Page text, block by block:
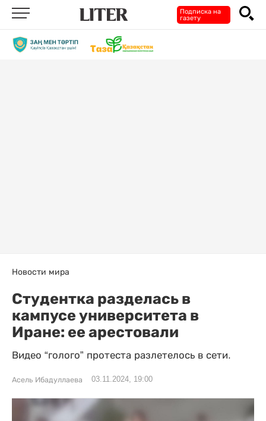
Подписка на
газету
Новости мира
Студентка разделась в
кампусе университета в
Иране: ее арестовали
Видео “голого” протеста разлетелось в сети.
Асель Ибадуллаева 03.11.2024, 19:00